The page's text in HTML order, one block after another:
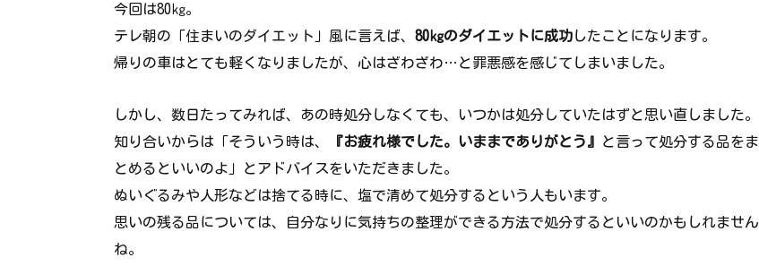
今回は80㎏。
テレ朝の「住まいのダイエット」風に言えば、 80㎏のダイエットに成功したことになります。
帰りの車はとても軽くなりましたが、心はざわざわ…と罪悪感を感じてしまいました。
しかし、数日たってみれば、あの時処分しなくても、いつかは処分していたはずと思い直しました。
知り合いからは「そういう時は、
『お疲れ様でした。いままでありがとう』
と言って処分する品をま
とめるといいのよ」とアドバイスをいただきました。
ぬいぐるみや人形などは捨てる時に、塩で清めて処分するという人もいます。
思いの残る品については、自分なりに気持ちの整理ができる方法で処分するといいのかもしれません
ね。